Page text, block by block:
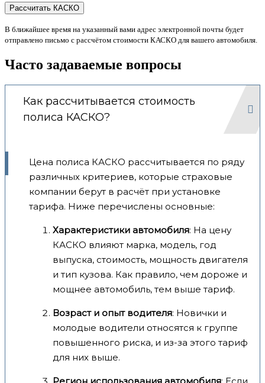
В ближайшее время на указанный вами адрес электронной почты будет
отправлено письмо с рассчётом стоимости КАСКО для вашего автомобиля.
Часто задаваемые вопросы
Как рассчитывается стоимость
полиса КАСКО?
Цена полиса КАСКО рассчитывается по ряду
различных критериев, которые страховые
компании берут в расчёт при установке
тарифа. Ниже перечислены основные:
Характеристики автомобиля: На цену
КАСКО влияют марка, модель, год
выпуска, стоимость, мощность двигателя
и тип кузова. Как правило, чем дороже и
мощнее автомобиль, тем выше тариф.
Возраст и опыт водителя: Новички и
молодые водители относятся к группе
повышенного риска, и из-за этого тариф
для них выше.
Регион использования автомобиля: Если